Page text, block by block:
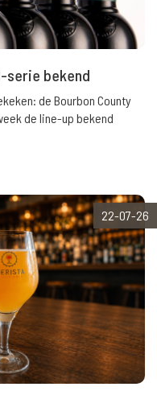
serie bekend
de Bourbon County
de line-up bekend
22-07-26